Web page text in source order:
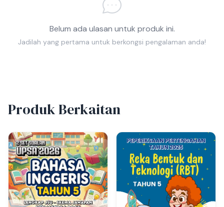
Belum ada ulasan untuk produk ini.
Jadilah yang pertama untuk berkongsi pengalaman anda!
Produk Berkaitan